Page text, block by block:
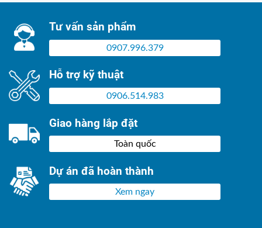
Tư vấn sản phẩm
0907.996.379
Hỗ trợ kỹ thuật
0906.514.983
Giao hàng lắp đặt
Toàn quốc
Dự án đã hoàn thành
Xem ngay